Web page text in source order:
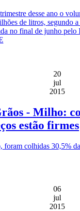
desse ano o
de litros, segundo
no final de junho pelo
20
jul
2015
- Milho:
estão firmes
foram colhidas 30,5%
06
jul
2015